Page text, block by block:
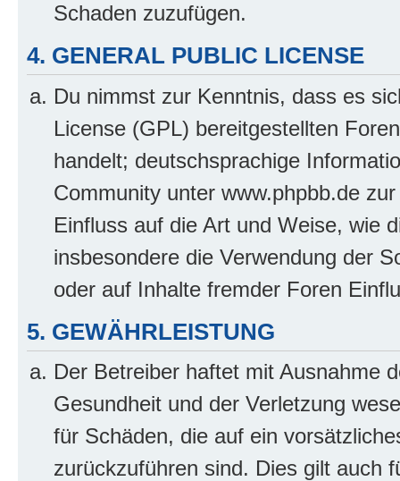
Schaden zuzufügen.
4. GENERAL PUBLIC LICENSE
Du nimmst zur Kenntnis, dass es
License (GPL) bereitgestellten
handelt; deutschsprachige
Community unter www.phpbb.de
Einfluss auf die Art und Weise, wie
insbesondere die Verwendung der
oder auf Inhalte fremder Foren
5. GEWÄHRLEISTUNG
Der Betreiber haftet mit Ausnahme
Gesundheit und der Verletzung
für Schäden, die auf ein
zurückzuführen sind. Dies gilt auch